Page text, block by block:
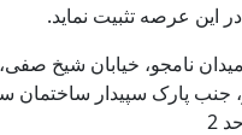
اين عرصه تثبيت نمايد.
نامجو، خیابان شیخ
جنب پارک سپیدار ساختمان